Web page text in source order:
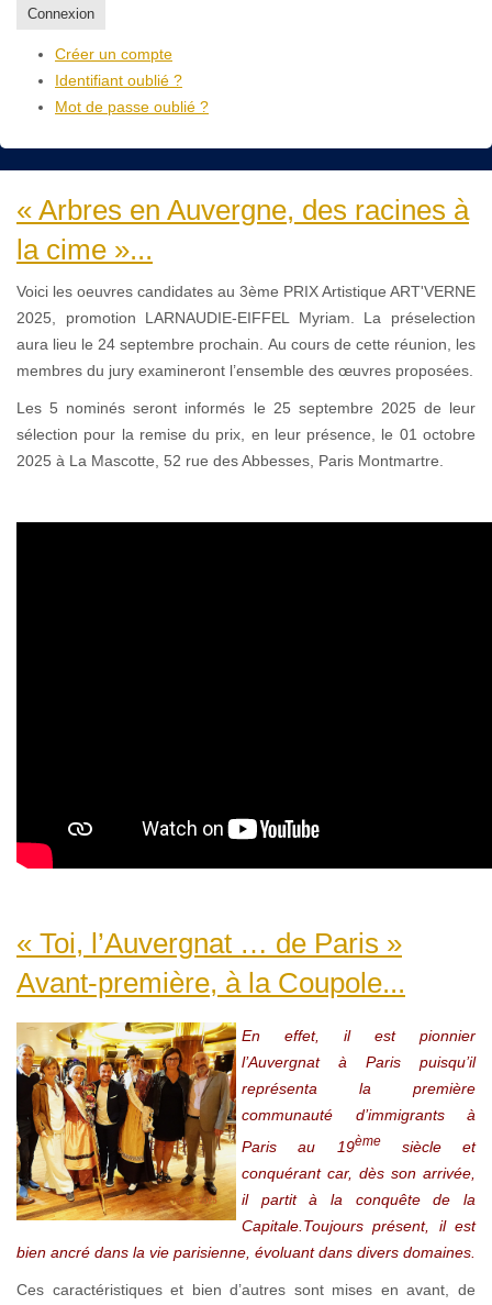
Connexion
Créer un compte
Identifiant oublié ?
Mot de passe oublié ?
« Arbres en Auvergne, des racines à
la cime »...
Voici les oeuvres candidates au 3ème PRIX Artistique ART'VERNE
2025, promotion LARNAUDIE-EIFFEL Myriam. La préselection
aura lieu le 24 septembre prochain. Au cours de cette réunion, les
membres du jury examineront l’ensemble des œuvres proposées.
Les 5 nominés seront informés le 25 septembre 2025 de leur
sélection pour la remise du prix, en leur présence, le 01 octobre
2025 à La Mascotte, 52 rue des Abbesses, Paris Montmartre.
« Toi, l’Auvergnat … de Paris »
Avant-première, à la Coupole...
En effet, il est pionnier
l’Auvergnat à Paris puisqu’il
représenta la première
communauté d’immigrants à
Paris au 19èmesiècle et
conquérant car, dès son arrivée,
il partit à la conquête de la
Capitale.Toujours présent, il est
bien ancré dans la vie parisienne, évoluant dans divers domaines.
Ces caractéristiques et bien d’autres sont mises en avant, de